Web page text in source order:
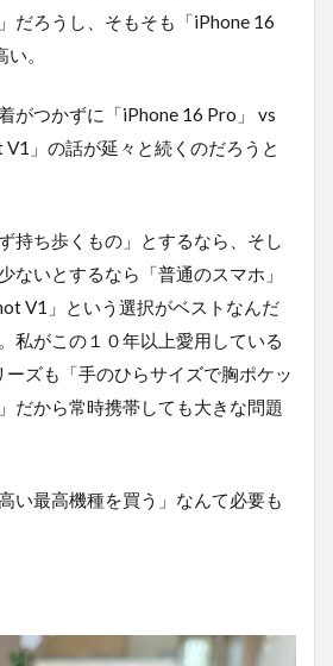
だろうし、そもそも「iPhone 16
。
がつかずに「iPhone 16 Pro」 vs
V1」の話が延々と続くのだろうと
持ち歩くもの」とするなら、そし
ないとするなら「普通のスマホ」
V1」という選択がベストなんだ
私がこの１０年以上愛用している
ーズも「手のひらサイズで胸ポケッ
だから常時携帯しても大きな問題
い最高機種を買う」なんて必要も